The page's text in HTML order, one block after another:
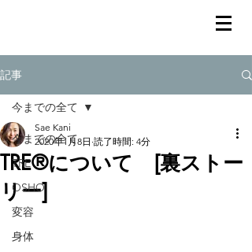
記事
今までの全て
TRE
OSHO
変容
身体
今までの全て
TRE®について [裏ストー
リー]
Sae Kani
2020年1月8日 読了時間: 4分